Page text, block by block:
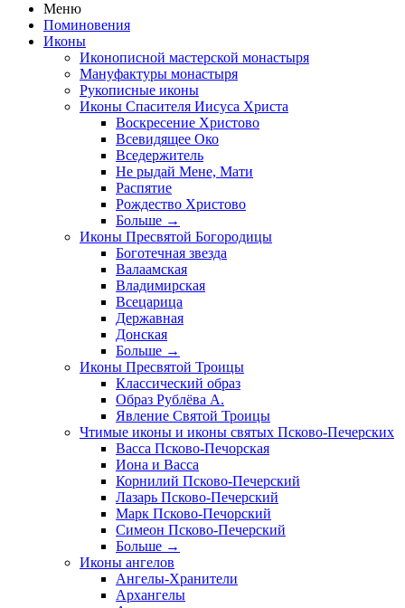
Меню
Поминовения
Иконы
Иконописной мастерской монастыря
Мануфактуры монастыря
Рукописные иконы
Иконы Спасителя Иисуса Христа
Воскресение Христово
Всевидящее Око
Вседержитель
Не рыдай Мене, Мати
Распятие
Рождество Христово
Больше →
Иконы Пресвятой Богородицы
Боготечная звезда
Валаамская
Владимирская
Всецарица
Державная
Донская
Больше →
Иконы Пресвятой Троицы
Классический образ
Образ Рублёва А.
Явление Святой Троицы
Чтимые иконы и иконы святых Псково-Печерских
Васса Псково-Печорская
Иона и Васса
Корнилий Псково-Печерский
Лазарь Псково-Печерский
Марк Псково-Печорский
Симеон Псково-Печерский
Больше →
Иконы ангелов
Ангелы-Хранители
Архангелы